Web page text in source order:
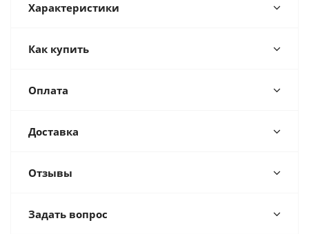
Характеристики
Как купить
Оплата
Доставка
Отзывы
Задать вопрос